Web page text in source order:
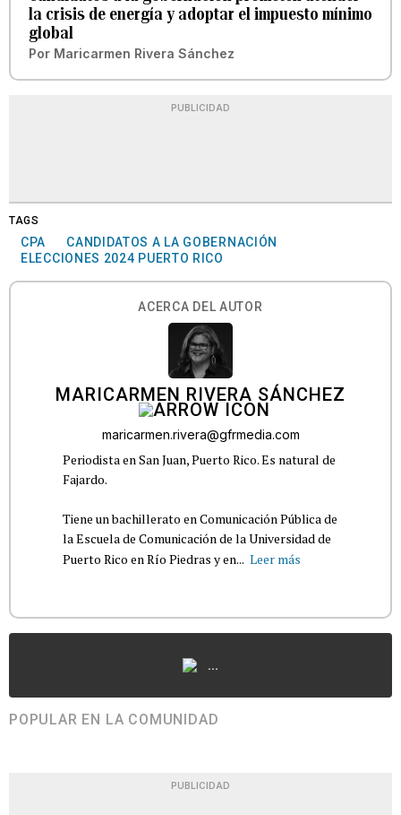
la crisis de energía y adoptar el impuesto mínimo
global
Por Maricarmen Rivera Sánchez
PUBLICIDAD
TAGS
CPA
CANDIDATOS A LA GOBERNACIÓN
ELECCIONES 2024 PUERTO RICO
ACERCA DEL AUTOR
MARICARMEN RIVERA SÁNCHEZ
maricarmen.rivera@gfrmedia.com
Periodista en San Juan, Puerto Rico. Es natural de
Fajardo.
Tiene un bachillerato en Comunicación Pública de
la Escuela de Comunicación de la Universidad de
Puerto Rico en Río Piedras y en... Leer más
...
POPULAR EN LA COMUNIDAD
PUBLICIDAD